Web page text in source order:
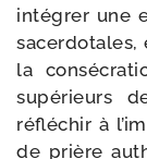
inté­grer une
la
supé­rieurs
réflé­chir à
de prière